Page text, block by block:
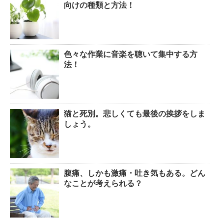
向けの種類と方法！
色々な作業に音楽を聴いて集中する方
法！
猫と死別。悲しくても最後の挨拶をしま
しょう。
腹痛、しかも激痛・吐き気もある。どん
なことが考えられる？